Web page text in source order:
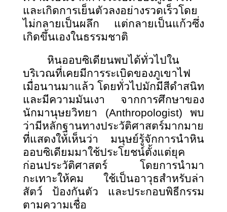
และเกิดการเย็นตัวลงอย่างรวดเร็วโดย
ไม่กลายเป็นผลึก แต่กลายเป็นแก้วซึ่ง
เกิดขึ้นเองในธรรมชาติ
หินออบซิเดียนพบได้ทั่วไปใน
บริเวณที่เคยมีการระเบิดของภูเขาไฟ
เมื่อนานมาแล้ว โดยทั่วไปมักมีสีดำสนิท
และมีความมันเงา จากการศึกษาของ
นักมานุษยวิทยา (Anthropologist) พบ
ว่ามีหลักฐานทางประวัติศาสตร์มากมาย
ที่แสดงให้เห็นว่า มนุษย์รู้จักการนำหิน
ออบซิเดียมมาใช้ประโยชน์ตั้งแต่ยุค
ก่อนประวัติศาสตร์ โดยการนำมา
กะเทาะให้คม ใช้เป็นอาวุธสำหรับล่า
สัตว์ ป้องกันตัว และประกอบพิธีกรรม
ตามความเชื่อ